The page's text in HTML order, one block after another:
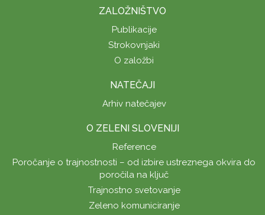
ZALOŽNIŠTVO
Publikacije
Strokovnjaki
O založbi
NATEČAJI
Arhiv natečajev
O ZELENI SLOVENIJI
Reference
Poročanje o trajnostnosti – od izbire ustreznega okvira do
poročila na ključ
Trajnostno svetovanje
Zeleno komuniciranje